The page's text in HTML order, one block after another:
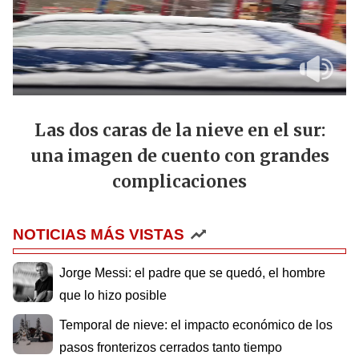
Las dos caras de la nieve en el sur:
una imagen de cuento con grandes
complicaciones
NOTICIAS MÁS VISTAS
Jorge Messi: el padre que se quedó, el hombre
que lo hizo posible
Temporal de nieve: el impacto económico de los
pasos fronterizos cerrados tanto tiempo